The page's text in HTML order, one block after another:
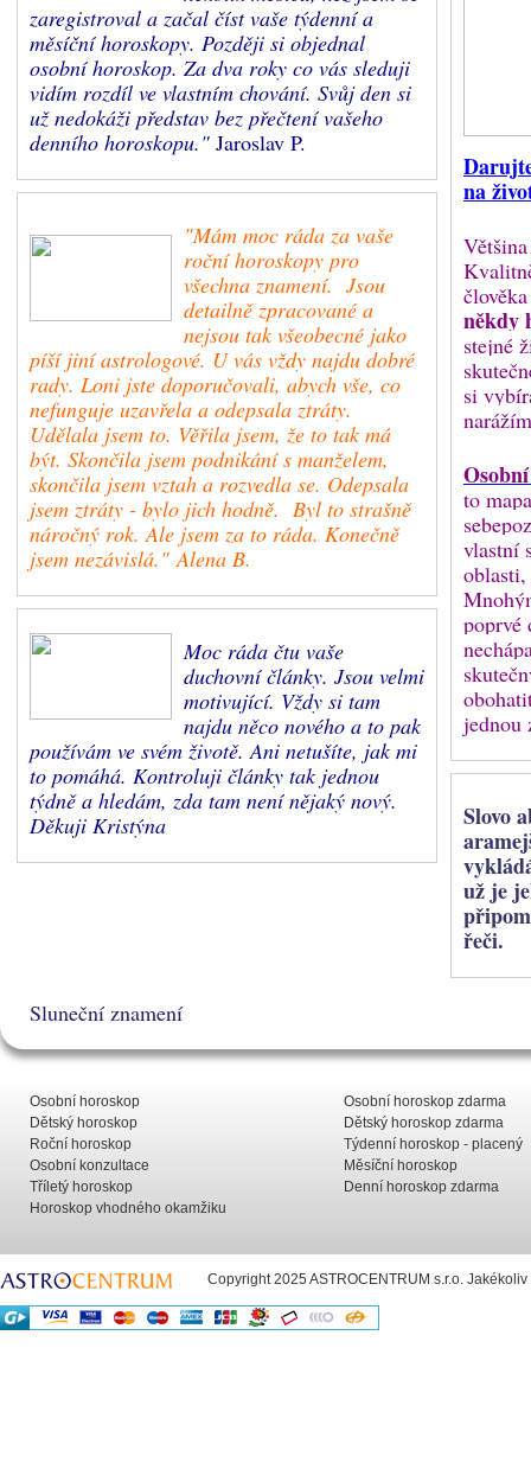
zaregistroval a začal číst vaše týdenní a
měsíční horoskopy. Později si objednal
osobní horoskop. Za dva roky co vás sleduji
vidím rozdíl ve vlastním chování. Svůj den si
už nedokáži představ bez přečtení vašeho
denního horoskopu." Jaroslav P.
"Mám moc ráda za vaše
roční horoskopy pro
všechna znamení. Jsou
detailně zpracované a
nejsou tak všeobecné jako
píší jiní astrologové. U vás vždy najdu dobré
rady. Loni jste doporučovali, abych vše, co
nefunguje uzavřela a odepsala ztráty.
Udělala jsem to. Věřila jsem, že to tak má
být. Skončila jsem podnikání s manželem,
skončila jsem vztah a rozvedla se. Odepsala
jsem ztráty - bylo jich hodně. Byl to strašně
náročný rok. Ale jsem za to ráda. Konečně
jsem nezávislá." Alena B.
Moc ráda čtu vaše
duchovní články. Jsou velmi
motivující. Vždy si tam
najdu něco nového a to pak
používám ve svém životě. Ani netušíte, jak mi
to pomáhá. Kontroluji články tak jednou
týdně a hledám, zda tam není nějaký nový.
Děkuji Kristýna
na
někdy
stejné
si
to
vlastní
poprvé
jednou
Slovo
už je
řeči.
Sluneční znamení
Osobní horoskop
Dětský horoskop
Roční horoskop
Osobní konzultace
Tříletý horoskop
Horoskop vhodného okamžiku
Osobní horoskop zdarma
Dětský horoskop zdarma
Týdenní horoskop - placený
Měsíční horoskop
Denní horoskop zdarma
Copyright 2025 ASTROCENTRUM s.r.o.